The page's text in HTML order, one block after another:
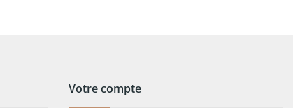
Votre compte